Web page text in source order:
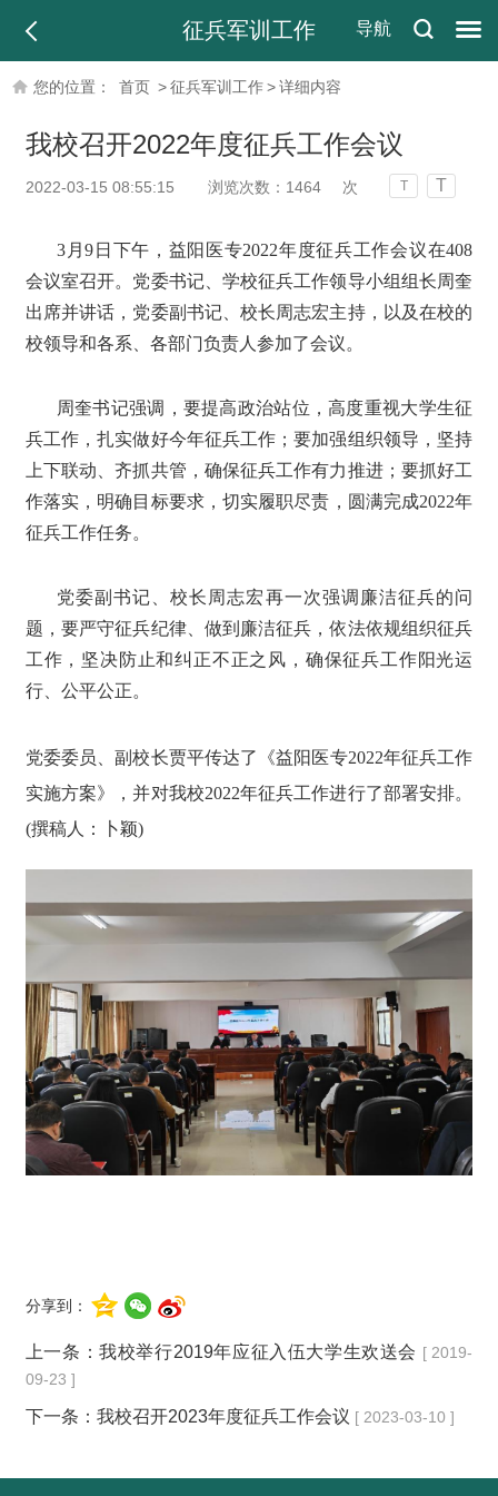
导航
征兵军训工作
您的位置： 首页 >征兵军训工作>详细内容
我校召开2022年度征兵工作会议
2022-03-15 08:55:15 浏览次数： 1464 次 T T
3月9 日 下午 ，益阳医专2022年度征兵工作会议在408
会议室召开。 党委书记、学校征兵工作领导小组组长周奎
出席并讲话，党委副书记、校长周志宏主持，以及在校的
校领导和各系、各部门负责人参加了会议。
周奎书记强调，要提高政治站位，高度重视大学生征
兵工作，扎实做好今年征兵工作；要加强组织领导，坚持
上下联动、齐抓共管，确保征兵工作有力推进；要抓好工
作落实，明确目标要求，切实履职尽责，圆满完成2022年
征兵工作任务。
党委副书记、校长周志宏再一次强调廉洁征兵的问
题，要严守征兵纪律、做到廉洁征兵，依法依规组织征兵
工作，坚决防止和纠正不正之风，确保征兵工作阳光运
行、公平公正。
党委委员、副校长贾平传达了《益阳医专2022年征兵工作
实施方案》，并对我校2022年征兵工作进行了部署安排。
(撰稿人：卜颖)
分享到：
上一条：我校举行2019年应征入伍大学生欢送会 [ 2019-
09-23 ]
下一条： 我校召开2023年度征兵工作会议 [ 2023-03-10 ]